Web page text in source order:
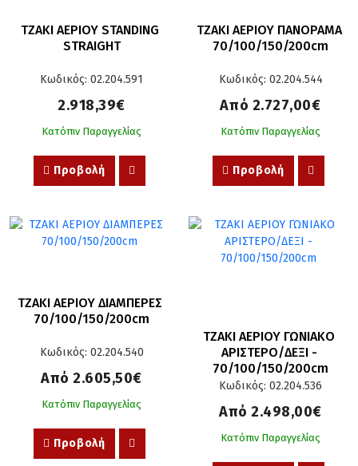
ΤΖΑΚΙ ΑΕΡΙΟΥ STANDING
STRAIGHT
Κωδικός: 02.204.591
2.918,39€
Κατόπιν Παραγγελίας
Προβολή
ΤΖΑΚΙ ΑΕΡΙΟΥ ΠΑΝΟΡΑΜΑ
70/100/150/200cm
Κωδικός: 02.204.544
Από 2.727,00€
Κατόπιν Παραγγελίας
Προβολή
ΤΖΑΚΙ ΑΕΡΙΟΥ ΔΙΑΜΠΕΡΕΣ
70/100/150/200cm
Κωδικός: 02.204.540
Από 2.605,50€
Κατόπιν Παραγγελίας
Προβολή
ΤΖΑΚΙ ΑΕΡΙΟΥ ΓΩΝΙΑΚΟ
ΑΡΙΣΤΕΡΟ/ΔΕΞΙ -
70/100/150/200cm
Κωδικός: 02.204.536
Από 2.498,00€
Κατόπιν Παραγγελίας